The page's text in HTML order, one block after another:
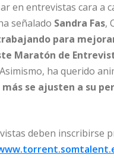
en entrevistas cara a
señalado Sandra Fas,
para
Maratón de
ha querido
se ajusten a su
deben inscribirse